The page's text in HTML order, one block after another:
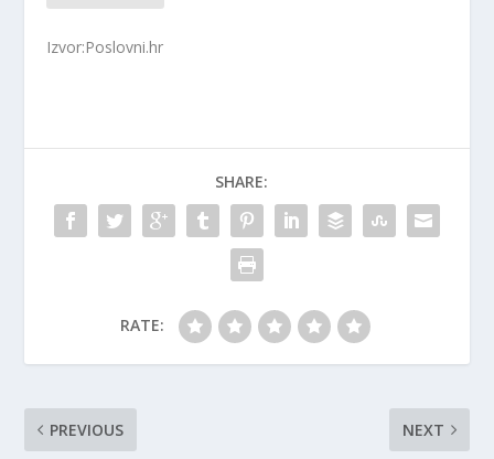
Izvor:Poslovni.hr
SHARE:
RATE:
PREVIOUS NEXT